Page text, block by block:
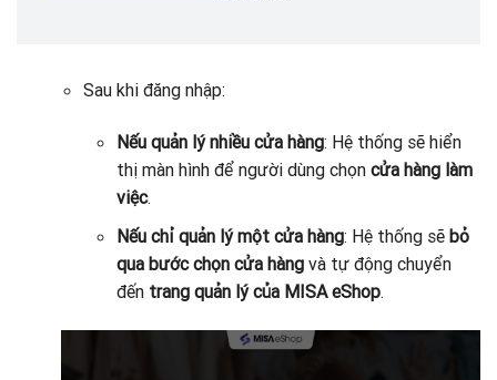
Sau khi đăng nhập:
Nếu quản lý nhiều cửa hàng: Hệ thống sẽ hiển
thị màn hình để người dùng chọn cửa hàng làm
việc.
Nếu chỉ quản lý một cửa hàng: Hệ thống sẽ bỏ
qua bước chọn cửa hàng và tự động chuyển
đến trang quản lý của MISA eShop.